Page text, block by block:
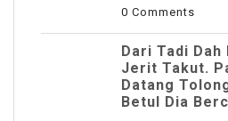
0 Comments
Dari Tadi Dah
Jerit Takut.
Datang
Betul Dia